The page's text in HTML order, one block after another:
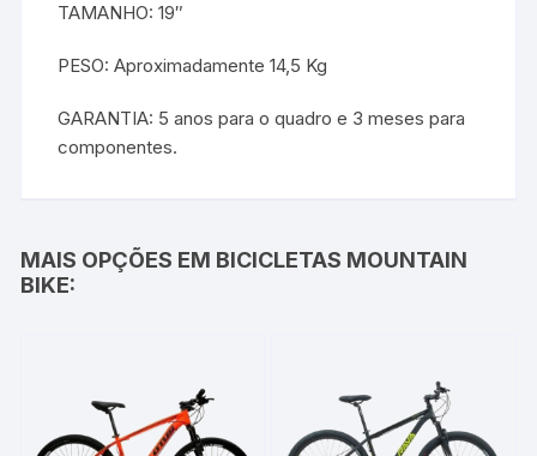
TAMANHO: 19″
PESO: Aproximadamente 14,5 Kg
GARANTIA: 5 anos para o quadro e 3 meses para
componentes.
MAIS OPÇÕES EM BICICLETAS MOUNTAIN
BIKE: